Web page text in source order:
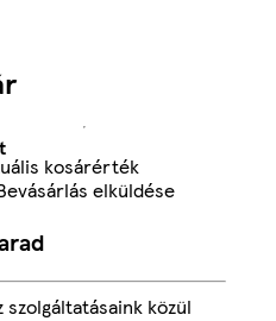
Aktuális kosárérték
kosárérték
elküldése
szolgáltatásaink közül